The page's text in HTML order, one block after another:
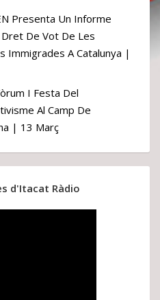
Presenta Un Informe
De Vot De Les
Immigrades A Catalunya |
I Festa Del
Al Camp De
| 13 Març
d'Itacat Ràdio